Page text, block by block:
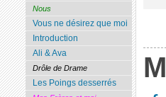
Nous
Vous ne désirez que moi
Introduction
Ali & Ava
Drôle de Drame
Les Poings desserrés